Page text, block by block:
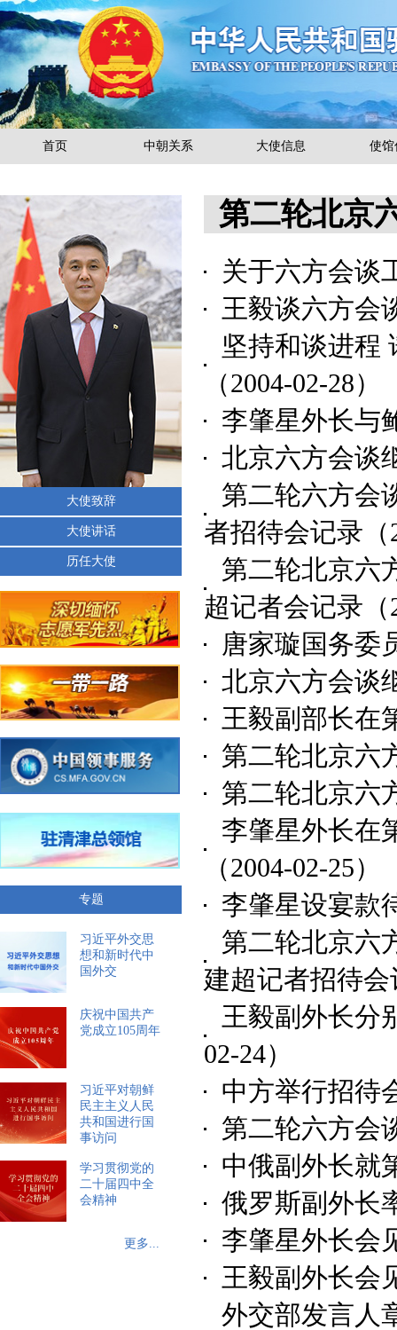
首页 中朝关系 大使信息 使馆
大使致辞
大使讲话
历任大使
专题
习近平外交思
想和新时代中
国外交
庆祝中国共产
党成立105周年
习近平对朝鲜
民主主义人民
共和国进行国
事访问
学习贯彻党的
二十届四中全
会精神
更多...
第二轮北京
关于六方会谈
王毅谈六方会
坚持和谈进程
（2004-02-28）
李肇星外长与
北京六方会谈
第二轮六方会
者招待会记录
第二轮北京六
超记者会记录
唐家璇国务委
北京六方会谈
王毅副部长在
第二轮北京六
第二轮北京六
李肇星外长在
（2004-02-25）
李肇星设宴款
第二轮北京六
建超记者招待会
王毅副外长分
02-24）
中方举行招待
第二轮六方会
中俄副外长就
俄罗斯副外长
李肇星外长会
王毅副外长会
外交部发言人